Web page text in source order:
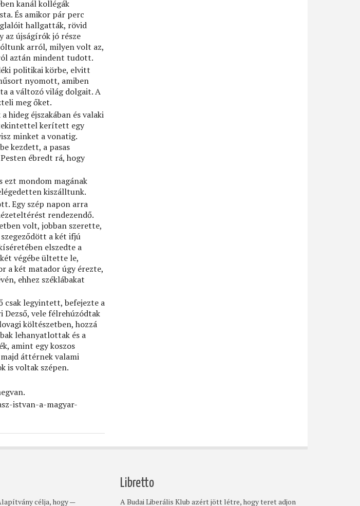
kanál kollégák
És amikor pár perc
hallgatták, rövid
az újságírók jó része
arról, milyen volt az,
aztán mindent tudott.
politikai körbe, elvitt
nyomott, amiben
a változó világ dolgait. A
meg őket.
hideg éjszakában és valaki
kerített egy
minket a vonatig.
kezdett, a pasas
ébredt rá, hogy
ezt mondom magának
kiszálltunk.
Egy szép napon arra
rendezendő.
volt, jobban szerette,
a két ifjú
elszedte a
végébe ültette le,
a két matador úgy érezte,
ehhez széklábakat
csak legyintett, befejezte a
Dezső, vele félrehúzódtak
költészetben, hozzá
lehanyatlottak és a
amint egy koszos
áttérnek valami
is voltak szépen.
istvan-a-magyar-
célja, hogy —
Libretto
A Budai Liberális Klub azért jött létre, hogy teret adjon